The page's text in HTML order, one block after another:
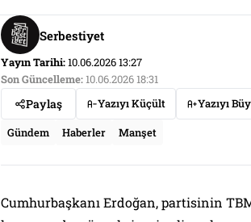
Serbestiyet
Yayın Tarihi:10.06.2026 13:27
Son Güncelleme: 10.06.2026 18:31
Paylaş Yazıyı Küçült
Yazıyı
Gündem
Haberler Manşet
Cumhurbaşkanı Erdoğan, partisinin